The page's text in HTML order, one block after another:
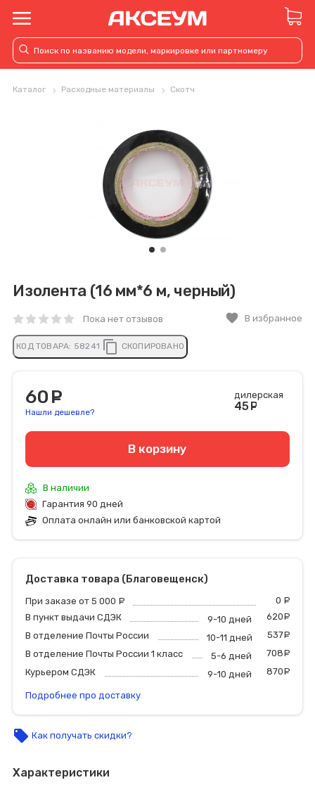
Каталог Расходные материалы Скотч
Изолента (16 мм*6 м, черный)
Пока нет отзывов favorite В избранное
КОД ТОВАРА: 58241 content_copy СКОПИРОВАНО
60
Нашли дешевле?
дилерская
45
В корзину
В наличии
Гарантия 90 дней
Оплата онлайн или банковской картой
Доставка товара (Благовещенск)
При заказе от 5 000 0
В пункт выдачи СДЭК
9-10 дней 620
В отделение Почты России
10-11 дней 537
В отделение Почты России 1 класс
5-6 дней 708
Курьером СДЭК
9-10 дней 870
Подробнее про доставку
local_offer Как получать скидки?
Характеристики